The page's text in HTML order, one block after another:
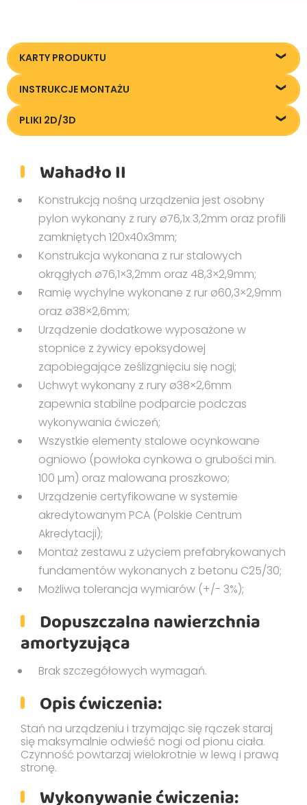
KARTY PRODUKTU
26119_Wahadlo-II_KT20240314
INSTRUKCJE MONTAŻU
Instrukcja montażu
PLIKI 2D/3D
Pliki FBXWahadło II
Konstrukcją nośną urządzenia jest osobny
pylon wykonany z rury ø76,1x 3,2mm oraz profili
zamkniętych 120x40x3mm;
Konstrukcja wykonana z rur stalowych
okrągłych ø76,1×3,2mm oraz 48,3×2,9mm;
Ramię wychylne wykonane z rur ø60,3×2,9mm
oraz ø38×2,6mm;
Urządzenie dodatkowe wyposażone w
stopnice z żywicy epoksydowej
zapobiegające ześlizgnięciu się nogi;
Uchwyt wykonany z rury ø38×2,6mm
zapewnia stabilne podparcie podczas
wykonywania ćwiczeń;
Wszystkie elementy stalowe ocynkowane
ogniowo (powłoka cynkowa o grubości min.
100 µm) oraz malowana proszkowo;
Urządzenie certyfikowane w systemie
akredytowanym PCA (Polskie Centrum
Akredytacji);
Montaż zestawu z użyciem prefabrykowanych
fundamentów wykonanych z betonu C25/30;
Możliwa tolerancja wymiarów (+/- 3%);
Dopuszczalna nawierzchnia
amortyzująca
Brak szczegółowych wymagań.
Opis ćwiczenia:
Stań na urządzeniu i trzymając się rączek staraj
się maksymalnie odwieść nogi od pionu ciała.
Czynność powtarzaj wielokrotnie w lewą i prawą
stronę.
Wykonywanie ćwiczenia: